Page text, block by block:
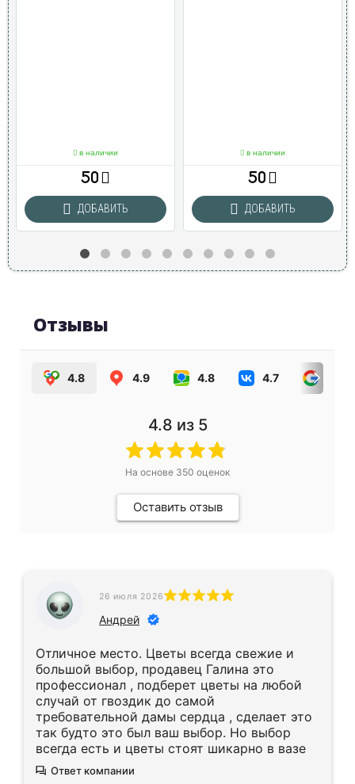
в наличии
50
ДОБАВИТЬ
в наличии
50
ДОБАВИТЬ
Отзывы
4.8 4.9 4.8 4.7
4.8 из 5
На основе 350 оценок
Оставить отзыв
26 июля 2026
Андрей
Отличное место. Цветы всегда свежие и
большой выбор, продавец Галина это
профессионал , подберет цветы на любой
случай от гвоздик до самой
требовательной дамы сердца , сделает это
так будто это был ваш выбор. Но выбор
всегда есть и цветы стоят шикарно в вазе
Ответ компании